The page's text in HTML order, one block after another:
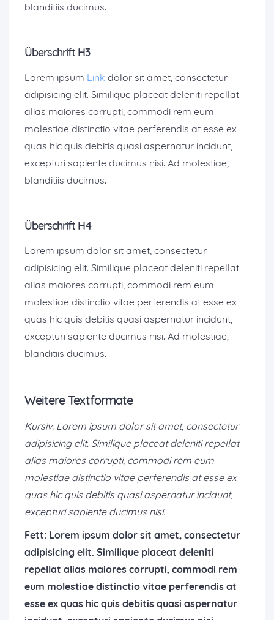
blanditiis ducimus.
Überschrift H3
Lorem ipsum Link dolor sit amet, consectetur
adipisicing elit. Similique placeat deleniti repellat
alias maiores corrupti, commodi rem eum
molestiae distinctio vitae perferendis at esse ex
quas hic quis debitis quasi aspernatur incidunt,
excepturi sapiente ducimus nisi. Ad molestiae,
blanditiis ducimus.
Überschrift H4
Lorem ipsum dolor sit amet, consectetur
adipisicing elit. Similique placeat deleniti repellat
alias maiores corrupti, commodi rem eum
molestiae distinctio vitae perferendis at esse ex
quas hic quis debitis quasi aspernatur incidunt,
excepturi sapiente ducimus nisi. Ad molestiae,
blanditiis ducimus.
Weitere Textformate
Kursiv: Lorem ipsum dolor sit amet, consectetur
adipisicing elit. Similique placeat deleniti repellat
alias maiores corrupti, commodi rem eum
molestiae distinctio vitae perferendis at esse ex
quas hic quis debitis quasi aspernatur incidunt,
excepturi sapiente ducimus nisi.
Fett: Lorem ipsum dolor sit amet, consectetur
adipisicing elit. Similique placeat deleniti
repellat alias maiores corrupti, commodi rem
eum molestiae distinctio vitae perferendis at
esse ex quas hic quis debitis quasi aspernatur